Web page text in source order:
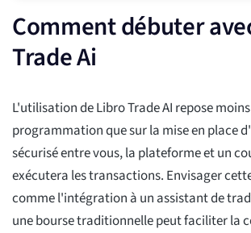
Comment débuter
Trade Ai
L'utilisation de Libro Trade AI repose
programmation que sur la mise en place
sécurisé entre vous, la plateforme et un
exécutera les transactions. Envisager
comme l'intégration à un assistant de
une bourse traditionnelle peut faciliter la